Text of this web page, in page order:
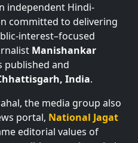
independent Hindi-
committed to delivering
interest–focused
Manishankar
published and
India.
the media group also
portal, National Jagat
editorial values of